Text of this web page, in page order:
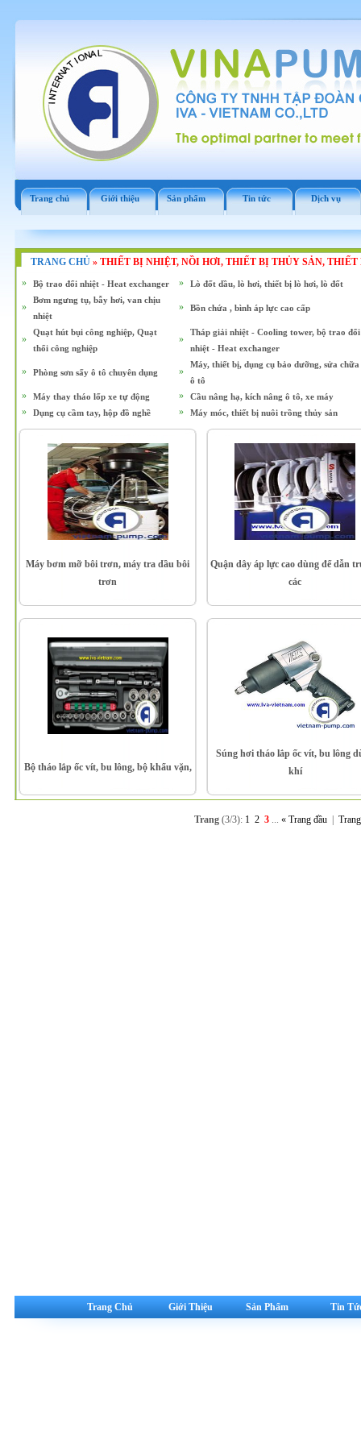
Trang chủ Giới thiệu Sản phẩm Tin tức Dịch vụ
TRANG CHỦ» THIẾT BỊ NHIỆT, NỒI HƠI, THIẾT BỊ THỦY SẢN, THIẾT
»
Bộ trao đổi nhiệt - Heat exchanger » Lò đốt dầu, lò hơi, thiết bị lò hơi, lò đốt
»
Bơm ngưng tụ, bẫy hơi, van chịu
nhiệt
» Bồn chứa , bình áp lực cao cấp
»
Quạt hút bụi công nghiệp, Quạt
thổi công nghiệp
»
Tháp giải nhiệt - Cooling tower, bộ trao đổi
nhiệt - Heat exchanger
» Phòng sơn sấy ô tô chuyên dụng »
Máy, thiết bị, dụng cụ bảo dưỡng, sửa
ô tô
» Máy thay tháo lốp xe tự động » Cầu nâng hạ, kích nâng ô tô, xe máy
» Dụng cụ cầm tay, hộp đồ nghề » Máy móc, thiết bị nuôi trồng thủy sản
Máy bơm mỡ bôi trơn, máy tra dầu bôi
trơn
Quận dây áp lực cao dùng để dẫn
các
Bộ tháo lắp ốc vít, bu lông, bộ khẩu vặn,
Súng hơi tháo lắp ốc vít, bu lông
khí
Trang (3/3):1 2 3 ... « Trang đầu
Trang Chủ Giới Thiệu Sản Phẩm Tin